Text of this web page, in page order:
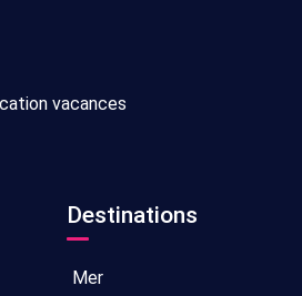
vacances
Destinations
Mer